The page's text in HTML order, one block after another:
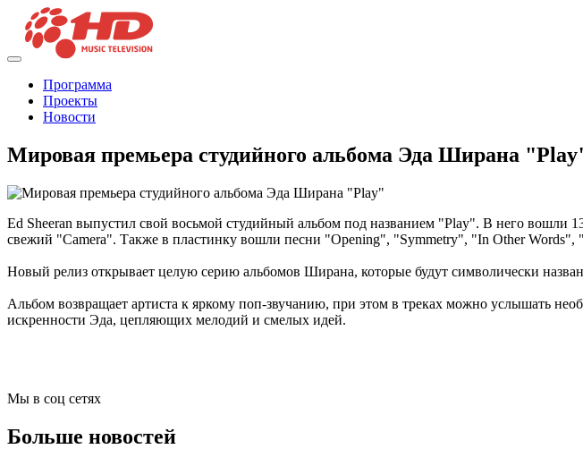
Программа
Проекты
Новости
Мировая премьера студийного альбома Эда Ширана
Ed Sheeran выпустил свой восьмой студийный альбом под названием "Play". В него
свежий "Camera". Также в пластинку вошли песни "Opening", "Symmetry", "In Other
Новый релиз открывает целую серию альбомов Ширана, которые будут символически
Альбом возвращает артиста к яркому поп-звучанию, при этом в треках можно услышать
искренности Эда, цепляющих мелодий и смелых идей.
Мы в соц сетях
Больше новостей